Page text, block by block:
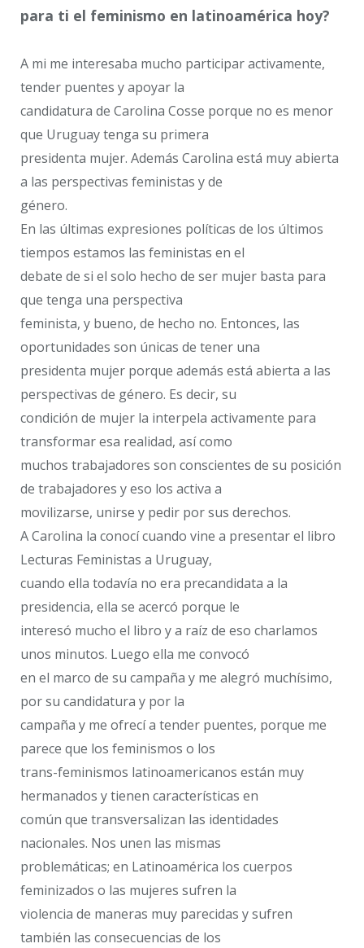
para ti el feminismo en latinoamérica hoy?
A mi me interesaba mucho participar activamente,
tender puentes y apoyar la
candidatura de Carolina Cosse porque no es menor
que Uruguay tenga su primera
presidenta mujer. Además Carolina está muy abierta
a las perspectivas feministas y de
género.
En las últimas expresiones políticas de los últimos
tiempos estamos las feministas en el
debate de si el solo hecho de ser mujer basta para
que tenga una perspectiva
feminista, y bueno, de hecho no. Entonces, las
oportunidades son únicas de tener una
presidenta mujer porque además está abierta a las
perspectivas de género. Es decir, su
condición de mujer la interpela activamente para
transformar esa realidad, así como
muchos trabajadores son conscientes de su posición
de trabajadores y eso los activa a
movilizarse, unirse y pedir por sus derechos.
A Carolina la conocí cuando vine a presentar el libro ​
Lecturas Feministas ​a Uruguay,
cuando ella todavía no era precandidata a la
presidencia, ella se acercó porque le
interesó mucho el libro y a raíz de eso charlamos
unos minutos. Luego ella me convocó
en el marco de su campaña y me alegró muchísimo,
por su candidatura y por la
campaña y me ofrecí a tender puentes, porque me
parece que los feminismos o los
trans-feminismos latinoamericanos están muy
hermanados y tienen características en
común que transversalizan las identidades
nacionales. Nos unen las mismas
problemáticas; en Latinoamérica los cuerpos
feminizados o las mujeres sufren la
violencia de maneras muy parecidas y sufren
también las consecuencias de los